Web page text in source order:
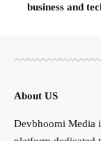
business and
About US
Devbhoomi Media